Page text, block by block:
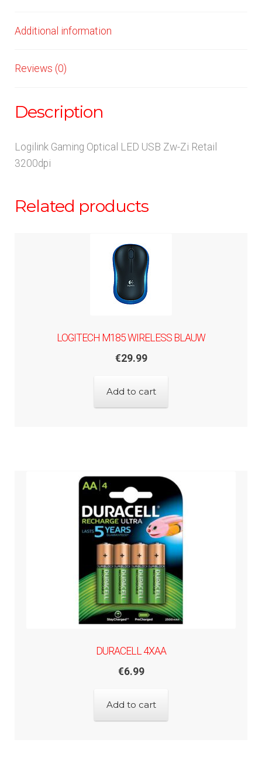
Additional information
Reviews (0)
Description
Logilink Gaming Optical LED USB Zw-Zi Retail
3200dpi
Related products
LOGITECH M185 WIRELESS BLAUW
€29.99
Add to cart
DURACELL 4XAA
€6.99
Add to cart